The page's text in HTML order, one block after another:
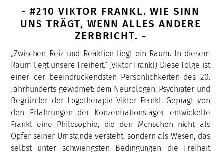
- #210 VIKTOR FRANKL. WIE SINN
UNS TRÄGT, WENN ALLES ANDERE
ZERBRICHT. -
„Zwischen Reiz und Reaktion liegt ein Raum. In diesem
Raum liegt unsere Freiheit.“ (Viktor Frankl) Diese Folge ist
einer der beeindruckendsten Persönlichkeiten des 20.
Jahrhunderts gewidmet: dem Neurologen, Psychiater und
Begründer der Logotherapie Viktor Frankl. Geprägt von
den Erfahrungen der Konzentrationslager entwickelte
Frankl eine Philosophie, die den Menschen nicht als
Opfer seiner Umstände versteht, sondern als Wesen, das
selbst unter schwierigsten Bedingungen die Freiheit